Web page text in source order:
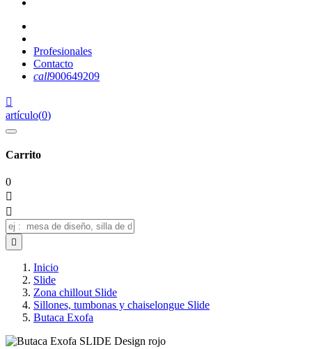
Profesionales
Contacto
call900649209

artículo(0)
Carrito
0



Inicio
Slide
Zona chillout Slide
Sillones, tumbonas y chaiselongue Slide
Butaca Exofa